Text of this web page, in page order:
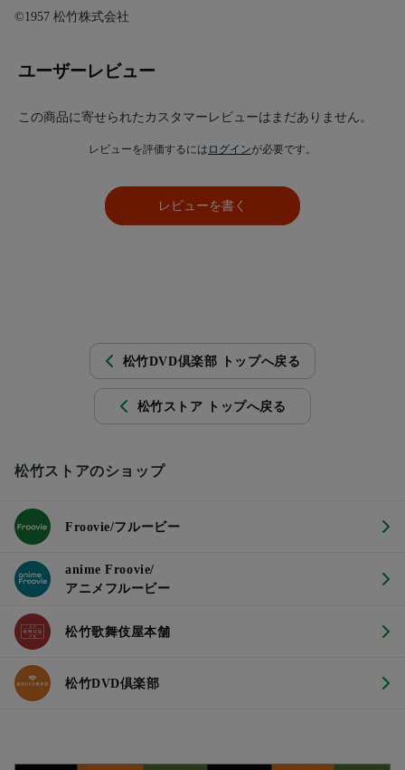
©1957 松竹株式会社
ユーザーレビュー
この商品に寄せられたカスタマーレビューはまだありません。
レビューを評価するには ログインが必要です。
レビューを書く
松竹DVD倶楽部 トップへ戻る
松竹ストア トップへ戻る
松竹ストアのショップ
Froovie/フルービー
anime Froovie/
アニメフルービー
松竹歌舞伎屋本舗
松竹DVD倶楽部